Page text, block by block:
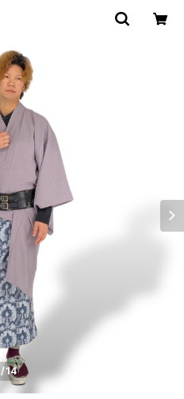
/14